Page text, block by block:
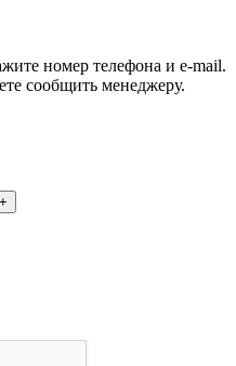
номер телефона и e-mail.
сообщить менеджеру.
+